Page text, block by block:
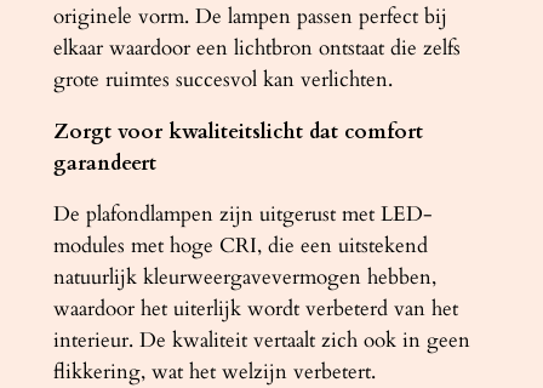
originele vorm. De lampen passen perfect bij
elkaar waardoor een lichtbron ontstaat die zelfs
grote ruimtes succesvol kan verlichten.
Zorgt voor kwaliteitslicht dat comfort
garandeert
De plafondlampen zijn uitgerust met LED-
modules met hoge CRI, die een uitstekend
natuurlijk kleurweergavevermogen hebben,
waardoor het uiterlijk wordt verbeterd van het
interieur. De kwaliteit vertaalt zich ook in geen
flikkering, wat het welzijn verbetert.